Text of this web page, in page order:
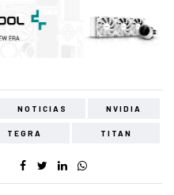
NOTICIAS NVIDIA
TEGRA TITAN